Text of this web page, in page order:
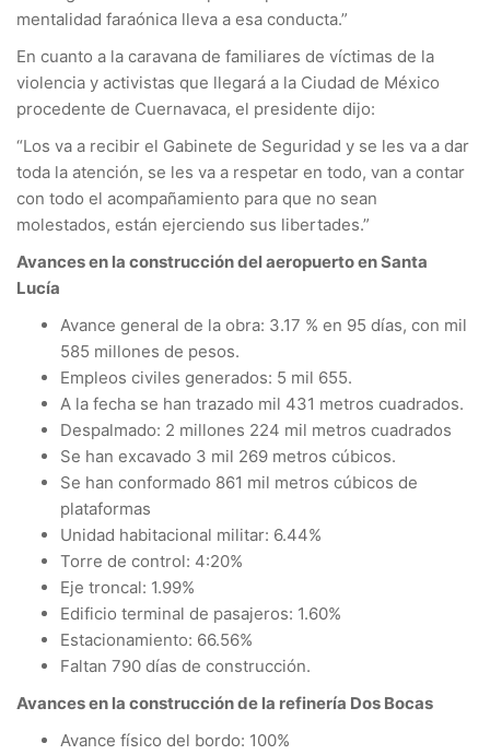
mentalidad faraónica lleva a esa conducta.”
En cuanto a la caravana de familiares de víctimas de la
violencia y activistas que llegará a la Ciudad de México
procedente de Cuernavaca, el presidente dijo:
“Los va a recibir el Gabinete de Seguridad y se les va a dar
toda la atención, se les va a respetar en todo, van a contar
con todo el acompañamiento para que no sean
molestados, están ejerciendo sus libertades.”
Avances en la construcción del aeropuerto en Santa
Lucía
Avance general de la obra: 3.17 % en 95 días, con mil
585 millones de pesos.
Empleos civiles generados: 5 mil 655.
A la fecha se han trazado mil 431 metros cuadrados.
Despalmado: 2 millones 224 mil metros cuadrados
Se han excavado 3 mil 269 metros cúbicos.
Se han conformado 861 mil metros cúbicos de
plataformas
Unidad habitacional militar: 6.44%
Torre de control: 4:20%
Eje troncal: 1.99%
Edificio terminal de pasajeros: 1.60%
Estacionamiento: 66.56%
Faltan 790 días de construcción.
Avances en la construcción de la refinería Dos Bocas
Avance físico del bordo: 100%